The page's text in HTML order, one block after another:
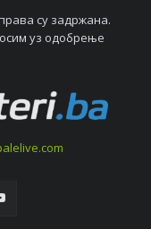
су задржана.
уз одобрeњe